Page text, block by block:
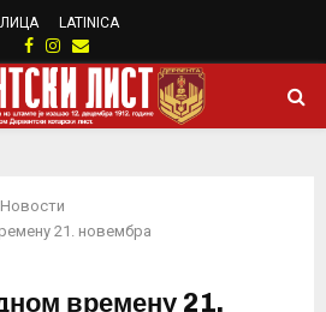
LATINICA
Facebook
Instagram
Email
Новости
21. новембра
времену 21.